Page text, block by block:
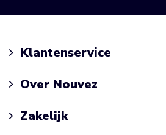
Klantenservice
Over Nouvez
Zakelijk